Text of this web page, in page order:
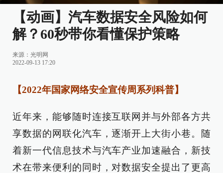
【动画】汽车数据安全风险如何
解？60秒带你看懂保护策略
来源： 光明网
2022-09-13 17:20
【2022年国家网络安全宣传周系列科普】
近年来，能够随时连接互联网并与外部各方共
享数据的网联化汽车，逐渐开上大街小巷。随
着新一代信息技术与汽车产业加速融合，新技
术在带来便利的同时，对数据安全提出了更高